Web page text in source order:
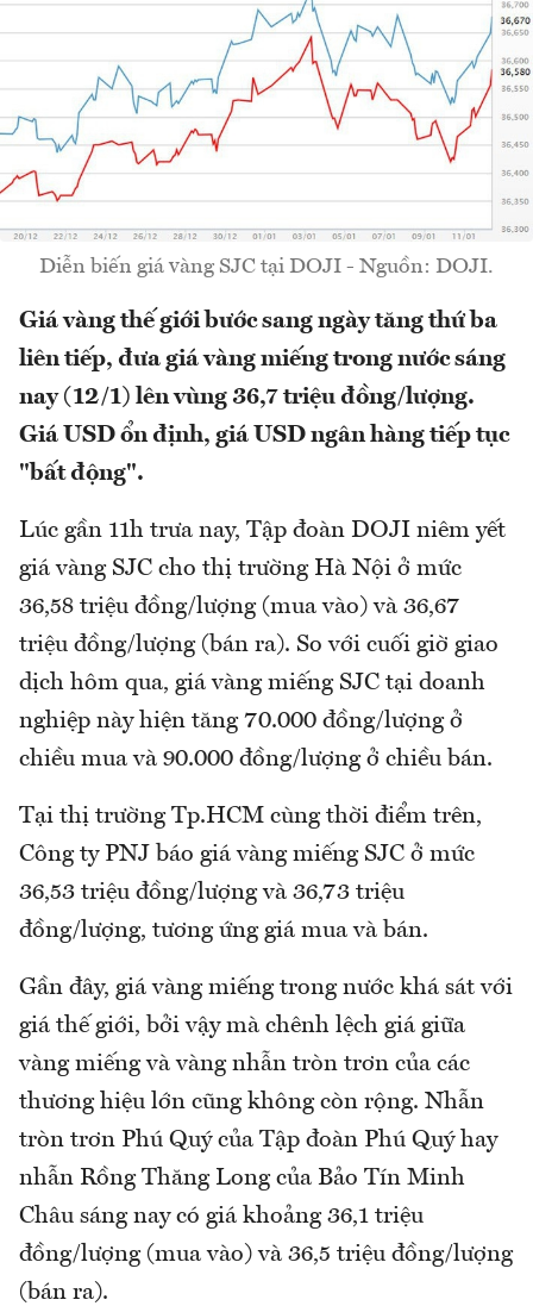
Diễn biến giá vàng SJC tại DOJI - Nguồn: DOJI.
Giá vàng thế giới bước sang ngày tăng thứ ba
liên tiếp, đưa giá vàng miếng trong nước sáng
nay (12/1) lên vùng 36,7 triệu đồng/lượng.
Giá USD ổn định, giá USD ngân hàng tiếp tục
"bất động".
Lúc gần 11h trưa nay, Tập đoàn DOJI niêm yết
giá vàng SJC cho thị trường Hà Nội ở mức
36,58 triệu đồng/lượng (mua vào) và 36,67
triệu đồng/lượng (bán ra). So với cuối giờ giao
dịch hôm qua, giá vàng miếng SJC tại doanh
nghiệp này hiện tăng 70.000 đồng/lượng ở
chiều mua và 90.000 đồng/lượng ở chiều bán.
Tại thị trường Tp.HCM cùng thời điểm trên,
Công ty PNJ báo giá vàng miếng SJC ở mức
36,53 triệu đồng/lượng và 36,73 triệu
đồng/lượng, tương ứng giá mua và bán.
Gần đây, giá vàng miếng trong nước khá sát với
giá thế giới, bởi vậy mà chênh lệch giá giữa
vàng miếng và vàng nhẫn tròn trơn của các
thương hiệu lớn cũng không còn rộng. Nhẫn
tròn trơn Phú Quý của Tập đoàn Phú Quý hay
nhẫn Rồng Thăng Long của Bảo Tín Minh
Châu sáng nay có giá khoảng 36,1 triệu
đồng/lượng (mua vào) và 36,5 triệu đồng/lượng
(bán ra).